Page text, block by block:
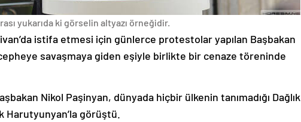
yukarıda ki görselin altyazı örneğidir.
istifa etmesi için günlerce protestolar yapılan Başbakan
savaşmaya giden eşiyle birlikte bir cenaze töreninde
Nikol Paşinyan, dünyada hiçbir ülkenin tanımadığı Dağlık
Harutyunyan’la görüştü.